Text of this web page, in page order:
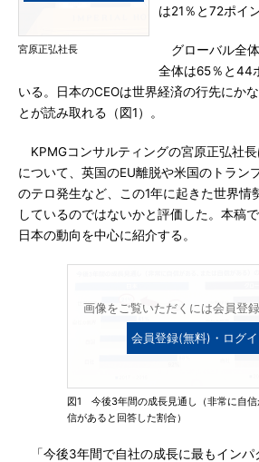
宮原正弘社長
は21％と72ポイ
グローバル全体
全体は65％と44
いる。日本のCEOは世界経済の行先にか
とが読み取れる（図1）。
KPMGコンサルティングの宮原正弘社
について、英国のEU離脱や米国のトラン
のテロ発生など、この1年に起きた世界情
しているのではないかと評価した。本稿
日本の動向を中心に紹介する。
画像をご覧いただくには会員登
会員登録(無料)・ログ
図1 今後3年間の成長見通し（非常に自信
信があると回答した割合）
「今後3年間で自社の成長に最もインパ